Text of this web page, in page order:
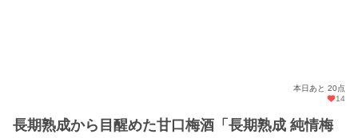
本日あと 20点
14
長期熟成から目醒めた甘口梅酒「長期熟成 純情梅